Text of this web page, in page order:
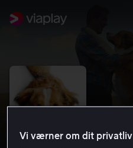
Vi værner om dit privatliv